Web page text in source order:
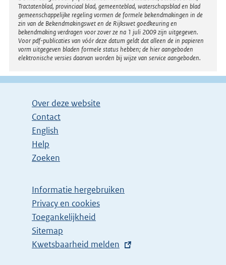
Tractatenblad, provinciaal blad, gemeenteblad, waterschapsblad en blad
gemeenschappelijke regeling vormen de formele bekendmakingen in de
zin van de Bekendmakingswet en de Rijkswet goedkeuring en
bekendmaking verdragen voor zover ze na 1 juli 2009 zijn uitgegeven.
Voor pdf-publicaties van vóór deze datum geldt dat alleen de in papieren
vorm uitgegeven bladen formele status hebben; de hier aangeboden
elektronische versies daarvan worden bij wijze van service aangeboden.
Over deze website
Contact
English
Help
Zoeken
Informatie hergebruiken
Privacy en cookies
Toegankelijkheid
Sitemap
E
Kwetsbaarheid melden